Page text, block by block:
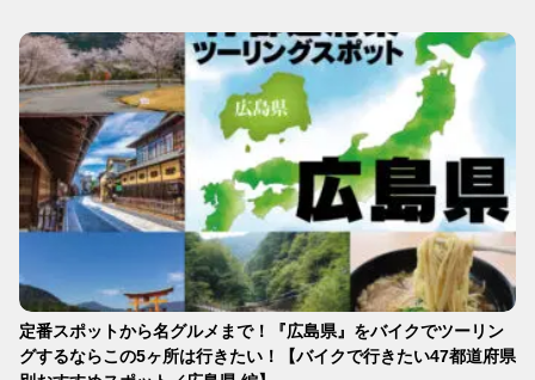
定番スポットから名グルメまで！『広島県』をバイクでツーリン
グするならこの5ヶ所は行きたい！【バイクで行きたい47都道府県